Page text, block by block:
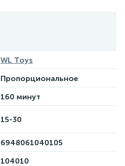
WL Toys
Пропорциональное
160 минут
15-30
6948061040105
104010